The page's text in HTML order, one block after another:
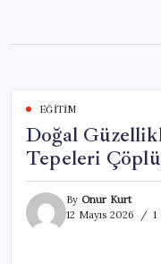
content
EĞITIM
Doğal
Tepeleri
By Onur Kurt
12 Mayıs 2026
1